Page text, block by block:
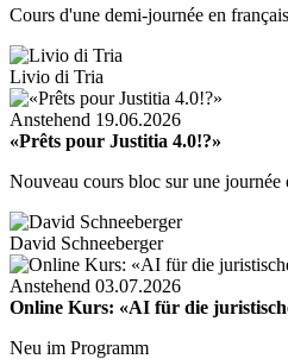
Cours d'une demi-journée en
Livio di Tria
Anstehend 19.06.2026
«Prêts pour Justitia 4.0!?»
Nouveau cours bloc sur une
David Schneeberger
Anstehend 03.07.2026
Online Kurs: «AI für die
Neu im Programm